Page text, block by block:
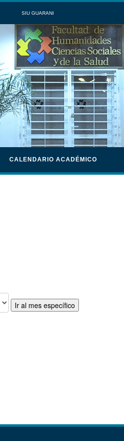
SIU GUARANI
CALENDARIO ACADÉMICO
Ir al mes específico